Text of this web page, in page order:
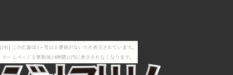
[PR] この広告は3ヶ月以上更新がないため表示されています。
ホームページを更新後24時間以内に表示されなくなります。